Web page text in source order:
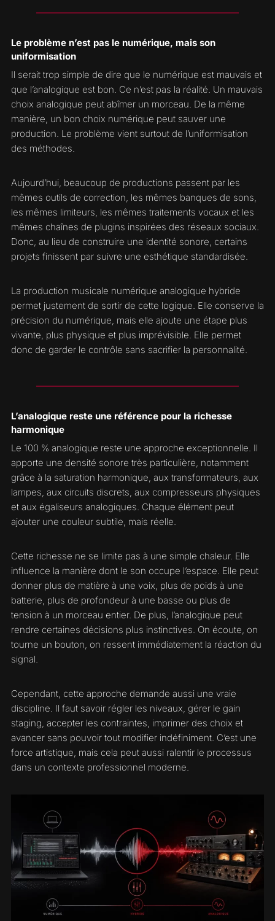
Le problème n’est pas le numérique, mais son
uniformisation
Il serait trop simple de dire que le numérique est mauvais et
que l’analogique est bon. Ce n’est pas la réalité. Un mauvais
choix analogique peut abîmer un morceau. De la même
manière, un bon choix numérique peut sauver une
production. Le problème vient surtout de l’uniformisation
des méthodes.
Aujourd’hui, beaucoup de productions passent par les
mêmes outils de correction, les mêmes banques de sons,
les mêmes limiteurs, les mêmes traitements vocaux et les
mêmes chaînes de plugins inspirées des réseaux sociaux.
Donc, au lieu de construire une identité sonore, certains
projets finissent par suivre une esthétique standardisée.
La production musicale numérique analogique hybride
permet justement de sortir de cette logique. Elle conserve la
précision du numérique, mais elle ajoute une étape plus
vivante, plus physique et plus imprévisible. Elle permet
donc de garder le contrôle sans sacrifier la personnalité.
L’analogique reste une référence pour la richesse
harmonique
Le 100 % analogique reste une approche exceptionnelle. Il
apporte une densité sonore très particulière, notamment
grâce à la saturation harmonique, aux transformateurs, aux
lampes, aux circuits discrets, aux compresseurs physiques
et aux égaliseurs analogiques. Chaque élément peut
ajouter une couleur subtile, mais réelle.
Cette richesse ne se limite pas à une simple chaleur. Elle
influence la manière dont le son occupe l’espace. Elle peut
donner plus de matière à une voix, plus de poids à une
batterie, plus de profondeur à une basse ou plus de
tension à un morceau entier. De plus, l’analogique peut
rendre certaines décisions plus instinctives. On écoute, on
tourne un bouton, on ressent immédiatement la réaction du
signal.
Cependant, cette approche demande aussi une vraie
discipline. Il faut savoir régler les niveaux, gérer le gain
staging, accepter les contraintes, imprimer des choix et
avancer sans pouvoir tout modifier indéfiniment. C’est une
force artistique, mais cela peut aussi ralentir le processus
dans un contexte professionnel moderne.